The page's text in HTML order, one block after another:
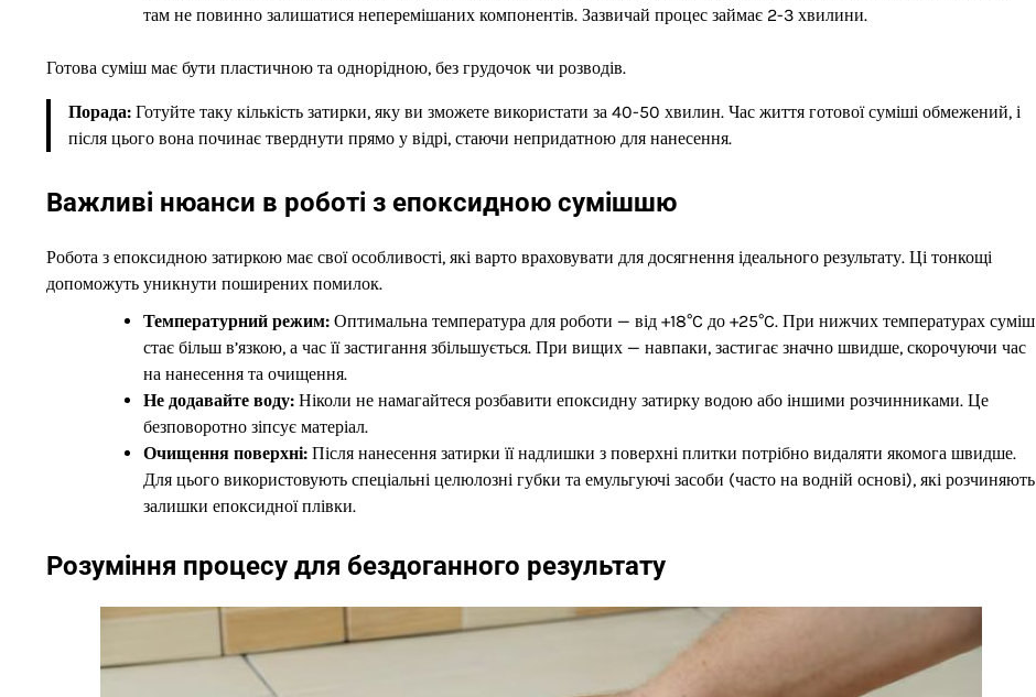
там не повинно залишатися неперемішаних компонентів. Зазвичай процес займає 2-3 хвилини.
Готова суміш має бути пластичною та однорідною, без грудочок чи розводів.
Порада: Готуйте таку кількість затирки, яку ви зможете використати за 40-50 хвилин. Час життя готової суміші обмежений, і
після цього вона починає тверднути прямо у відрі, стаючи непридатною для нанесення.
Важливі нюанси в роботі з епоксидною сумішшю
Робота з епоксидною затиркою має свої особливості, які варто враховувати для досягнення ідеального результату. Ці тонкощі
допоможуть уникнути поширених помилок.
Температурний режим: Оптимальна температура для роботи — від +18°C до +25°C. При нижчих температурах суміш
стає більш в’язкою, а час її застигання збільшується. При вищих — навпаки, застигає значно швидше, скорочуючи час
на нанесення та очищення.
Не додавайте воду: Ніколи не намагайтеся розбавити епоксидну затирку водою або іншими розчинниками. Це
безповоротно зіпсує матеріал.
Очищення поверхні: Після нанесення затирки її надлишки з поверхні плитки потрібно видаляти якомога швидше.
Для цього використовують спеціальні целюлозні губки та емульгуючі засоби (часто на водній основі), які розчиняють
залишки епоксидної плівки.
Розуміння процесу для бездоганного результату